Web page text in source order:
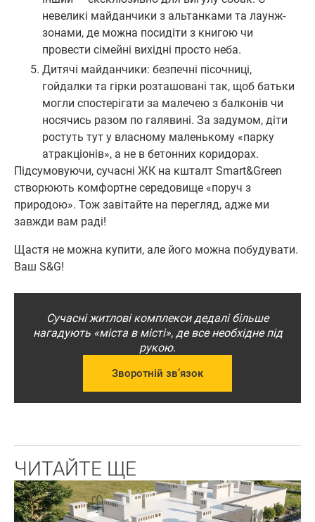
невеликі майданчики з альтанками та лаунж-
зонами, де можна посидіти з книгою чи
провести сімейні вихідні просто неба.
Дитячі майданчики: безпечні пісочниці,
гойдалки та гірки розташовані так, щоб батьки
могли спостерігати за малечею з балконів чи
носячись разом по галявині. За задумом, діти
ростуть тут у власному маленькому «парку
атракціонів», а не в бетонних коридорах.
Підсумовуючи, сучасні ЖК на кшталт Smart&Green
створюють комфортне середовище «поруч з
природою». Тож завітайте на перегляд, адже ми
завжди вам раді!
Щастя не можна купити, але його можна побудувати.
Ваш S&G!
Сучасні житлові комплекси дедалі більше
нагадують «міста в місті», де все необхідне під
рукою.
Зворотній зв’язок
ЧИТАЙТЕ ЩЕ